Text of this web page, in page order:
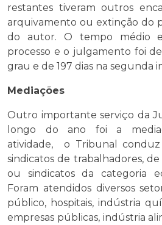
restantes tiveram outros
arquivamento ou extinção do
do autor. O tempo médio
processo e o julgamento foi
grau e de 197 dias na segunda
Mediações
Outro importante serviço da
longo do ano foi a
atividade, o Tribunal
sindicatos de trabalhadores,
ou sindicatos da categoria
Foram atendidos diversos
público, hospitais, indústria
empresas públicas, indústria